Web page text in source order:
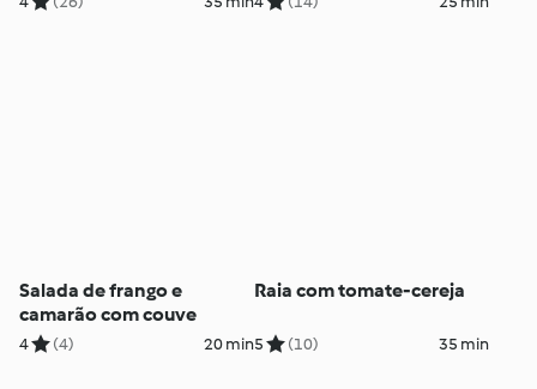
Salada de frango e
camarão com couve
4 (4) 20 min
Raia com tomate-cereja
5 (10) 35 min